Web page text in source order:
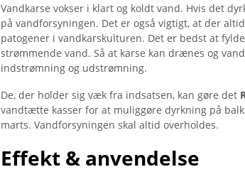
Vandkarse vokser i klart og koldt vand. Hvis det
på vandforsyningen. Det er også vigtigt, at der
patogener i vandkarskulturen. Det er bedst at
strømmende vand. Så at karse kan drænes og
indstrømning og udstrømning.
De, der holder sig væk fra indsatsen, kan gøre det
vandtætte kasser for at muliggøre dyrkning på
marts. Vandforsyningen skal altid overholdes.
Effekt & anvendelse